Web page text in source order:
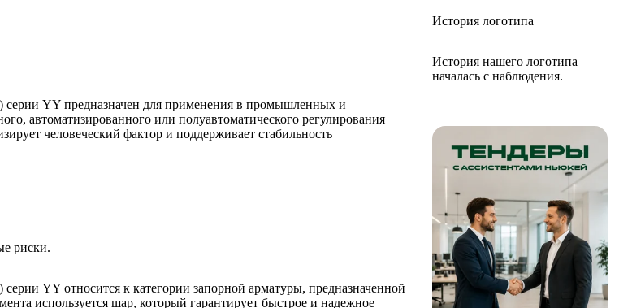
История логотипа
История нашего логотипа
началась с наблюдения.
YY относится к категории запорной арматуры, предназначенной
используется шар, который гарантирует быстрое и надежное
YY предназначен для применения в промышленных и
автоматизированного или полуавтоматического регулирования
человеческий фактор и поддерживает стабильность
риски.